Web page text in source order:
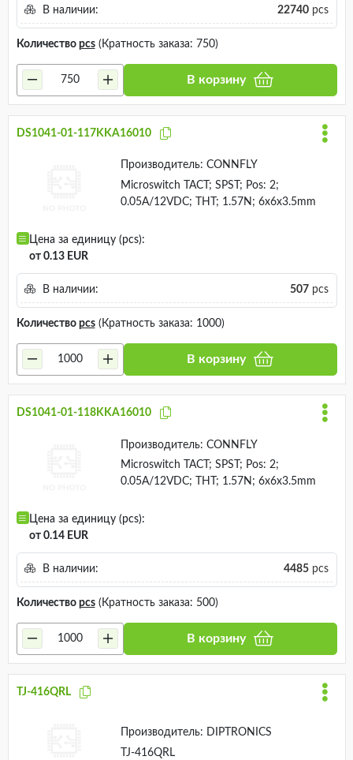
В наличии: 22740pcs
Количество pcs(Кратность заказа: 750)
В корзину
DS1041-01-117KKA16010
Производитель: CONNFLY
Microswitch TACT; SPST; Pos: 2;
0.05A/12VDC; THT; 1.57N; 6x6x3.5mm
Цена за единицу (pcs):
от 0.13 EUR
В наличии: 507pcs
Количество pcs(Кратность заказа: 1000)
В корзину
DS1041-01-118KKA16010
Производитель: CONNFLY
Microswitch TACT; SPST; Pos: 2;
0.05A/12VDC; THT; 1.57N; 6x6x3.5mm
Цена за единицу (pcs):
от 0.14 EUR
В наличии: 4485pcs
Количество pcs(Кратность заказа: 500)
В корзину
TJ-416QRL
Производитель: DIPTRONICS
TJ-416QRL